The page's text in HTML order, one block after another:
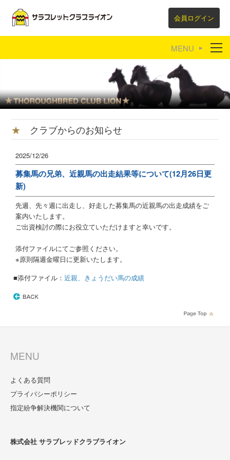
会員ログイン
育成牧場紹介
★ クラブからのお知らせ
2025/12/26
募集馬の兄弟、近親馬の出走結果等について(12月26日更
新)
先週、先々週に出走し、好走した募集馬の近親馬の出走成績をご
案内いたします。
ご出資検討の際にお役立ていただけますと幸いです。
添付ファイルにてご参照ください。
※原則隔週金曜日に更新いたします。
■添付ファイル：近親、きょうだい馬の成績
MENU
よくある質問
プライバシーポリシー
指定紛争解決機関について
株式会社 サラブレッドクラブライオン